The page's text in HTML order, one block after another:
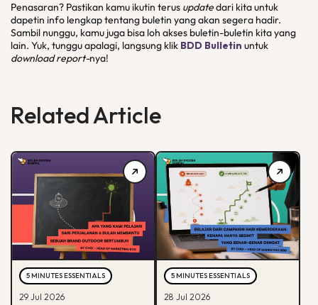
Penasaran? Pastikan kamu ikutin terus updatedari kita untuk
dapetin info lengkap tentang buletin yang akan segera hadir.
Sambil nunggu, kamu juga bisa loh akses buletin-buletin kita yang
lain. Yuk, tunggu apalagi, langsung klik BDD Bulletin untuk
download report-nya!
Related Article
5 MINUTES ESSENTIALS
29 Jul 2026
5 MINUTES ESSENTIALS
28 Jul 2026